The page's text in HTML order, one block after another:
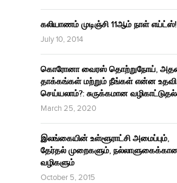
கலியாணம் முடிஞ்சி 11ஆம் நாள் எய்ட்ஸ்!
July 10, 2014
கொரோனா வைரஸ் தொற்றுநோய்,
தாக்கங்கள் மற்றும் நீங்கள் என்ன உதவி
செய்யலாம்?: சுருக்கமான
March 25, 2020
இலங்கையின் உள்ளூராட்சி அமைப்பும்,
தேர்தல் முறைகளும்,
வழிகளும்
October 5, 2015